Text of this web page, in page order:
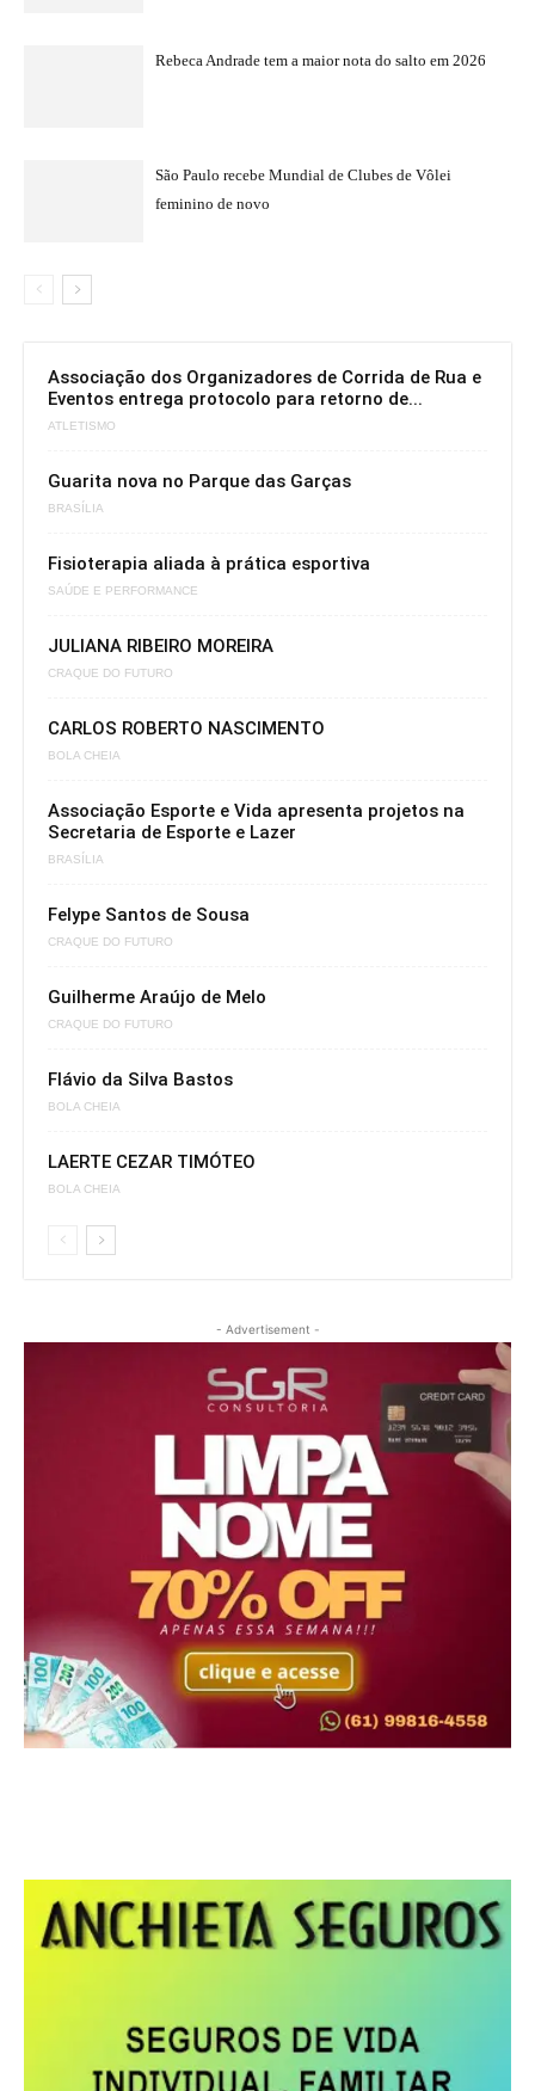
Rebeca Andrade tem a maior nota do salto em 2026
São Paulo recebe Mundial de Clubes de Vôlei
feminino de novo
Associação dos Organizadores de Corrida de Rua e
Eventos entrega protocolo para retorno de...
ATLETISMO
Guarita nova no Parque das Garças
BRASÍLIA
Fisioterapia aliada à prática esportiva
SAÚDE E PERFORMANCE
JULIANA RIBEIRO MOREIRA
CRAQUE DO FUTURO
CARLOS ROBERTO NASCIMENTO
BOLA CHEIA
Associação Esporte e Vida apresenta projetos na
Secretaria de Esporte e Lazer
BRASÍLIA
Felype Santos de Sousa
CRAQUE DO FUTURO
Guilherme Araújo de Melo
CRAQUE DO FUTURO
Flávio da Silva Bastos
BOLA CHEIA
LAERTE CEZAR TIMÓTEO
BOLA CHEIA
- Advertisement -